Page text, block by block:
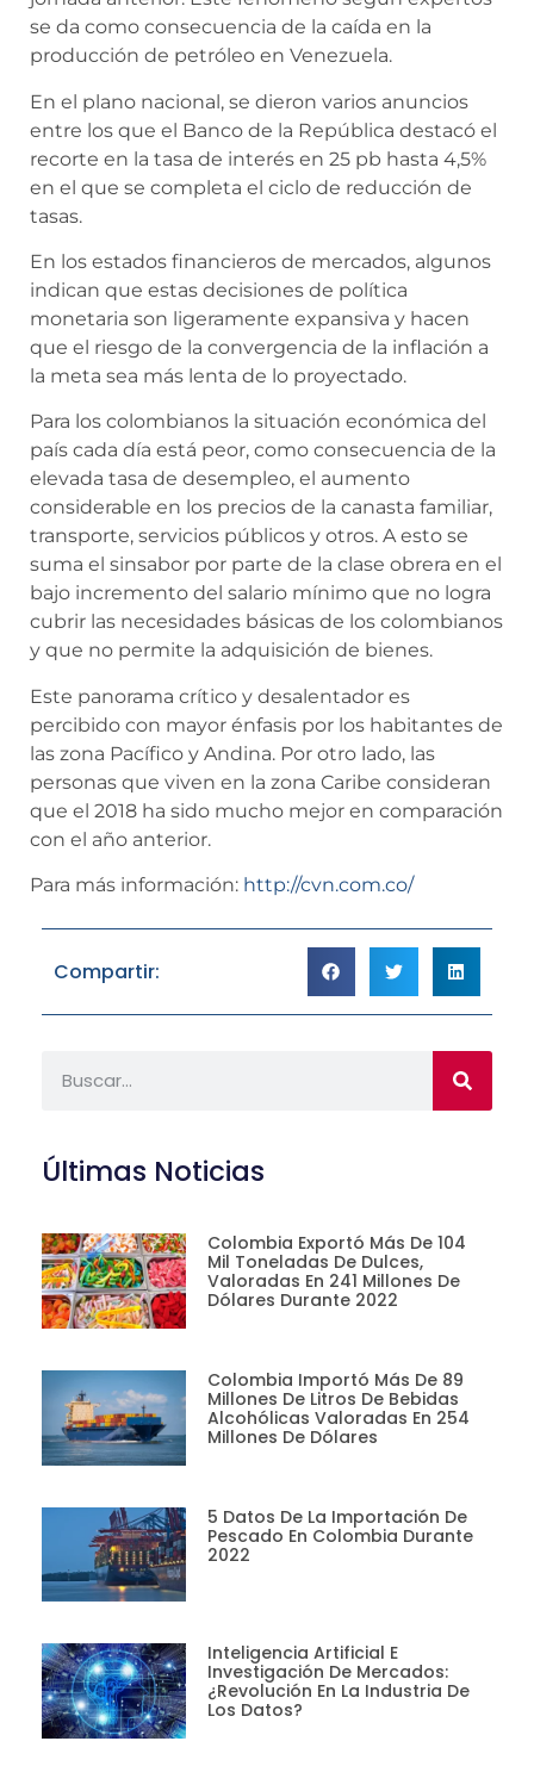
se da como consecuencia de la caída en la
producción de petróleo en Venezuela.
En el plano nacional, se dieron varios anuncios
entre los que el Banco de la República destacó el
recorte en la tasa de interés en 25 pb hasta 4,5%
en el que se completa el ciclo de reducción de
tasas.
En los estados financieros de mercados, algunos
indican que estas decisiones de política
monetaria son ligeramente expansiva y hacen
que el riesgo de la convergencia de la inflación a
la meta sea más lenta de lo proyectado.
Para los colombianos la situación económica del
país cada día está peor, como consecuencia de la
elevada tasa de desempleo, el aumento
considerable en los precios de la canasta familiar,
transporte, servicios públicos y otros. A esto se
suma el sinsabor por parte de la clase obrera en el
bajo incremento del salario mínimo que no logra
cubrir las necesidades básicas de los colombianos
y que no permite la adquisición de bienes.
Este panorama crítico y desalentador es
percibido con mayor énfasis por los habitantes de
las zona Pacífico y Andina. Por otro lado, las
personas que viven en la zona Caribe consideran
que el 2018 ha sido mucho mejor en comparación
con el año anterior.
Para más información: http://cvn.com.co/
Compartir:
Últimas Noticias
Colombia Exportó Más De 104
Mil Toneladas De Dulces,
Valoradas En 241 Millones De
Dólares Durante 2022
Colombia Importó Más De 89
Millones De Litros De Bebidas
Alcohólicas Valoradas En 254
Millones De Dólares
5 Datos De La Importación De
Pescado En Colombia Durante
2022
Inteligencia Artificial E
Investigación De Mercados:
¿revolución En La Industria De
Los Datos?